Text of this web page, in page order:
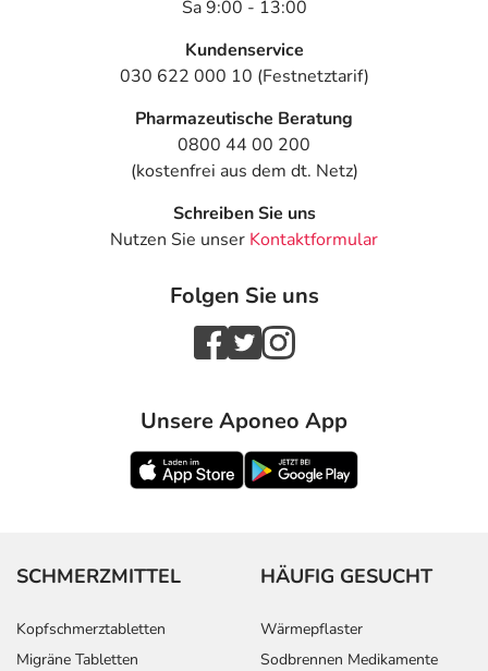
Sa 9:00 - 13:00
Kundenservice
030 622 000 10 (Festnetztarif)
Pharmazeutische Beratung
0800 44 00 200
(kostenfrei aus dem dt. Netz)
Schreiben Sie uns
Nutzen Sie unser Kontaktformular
Folgen Sie uns
Unsere Aponeo App
SCHMERZMITTEL
Kopfschmerztabletten
Migräne Tabletten
HÄUFIG GESUCHT
Wärmepflaster
Sodbrennen Medikamente